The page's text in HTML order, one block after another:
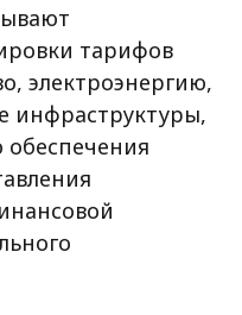
тарифов
электроэнергию,
инфраструктуры,